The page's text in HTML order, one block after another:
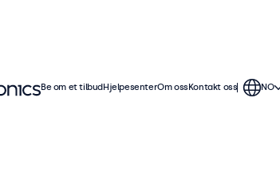
Be om et tilbudHjelpesenterOm ossKontakt oss NO